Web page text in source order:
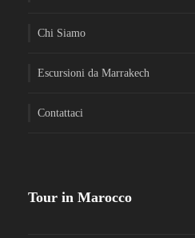
Chi Siamo
Escursioni da Marrakech
Contattaci
Tour in Marocco